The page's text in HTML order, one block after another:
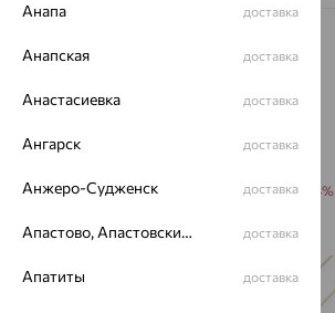
64% 64% 70% 64%
Анапа доставка
Анапская доставка
Анастасиевка доставка
Ангарск доставка
Анжеро-Судженск доставка
Апастово, Апастовский район доставка
Апатиты доставка